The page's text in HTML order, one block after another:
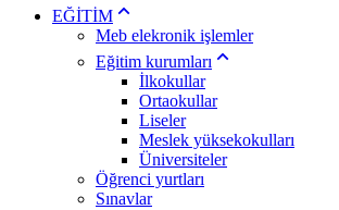
EĞİTİM
Meb elekronik işlemler
Eğitim kurumları
İlkokullar
Ortaokullar
Liseler
Meslek yüksekokulları
Üniversiteler
Öğrenci yurtları
Sınavlar